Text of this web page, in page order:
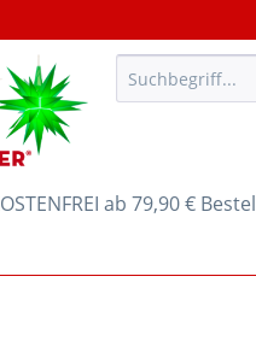
ab 79,90 €